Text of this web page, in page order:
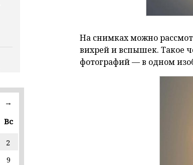
→
Вс
2
9
На снимках можно
вихрей и вспышек. Такое
фотографий — в одном